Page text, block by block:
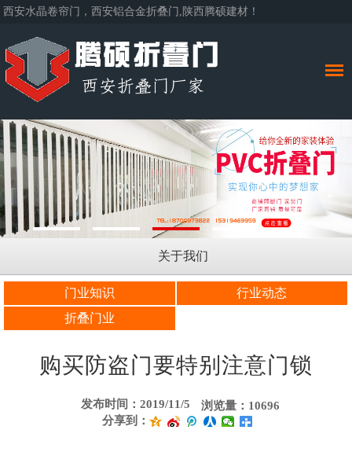
西安水晶卷帘门，西安铝合金折叠门,陕西腾硕建材！
关于我们
门业知识
行业动态
折叠门业
购买防盗门要特别注意门锁
发布时间：2019/11/5
浏览量：10696
分享到：